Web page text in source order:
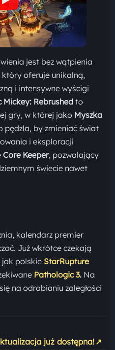
jest bez wątpienia
który oferuje unikalną,
i intensywne wyścigi
Mickey: Rebrushedto
gry, w której jako Myszka
pędzla, by zmieniać świat
i eksploracji
Core Keeper, pozwalający
świecie nawet
kalendarz premier
Już wkrótce czekają
jak polskie StarRupture
Pathologic 3. Na
na odrabianiu zaległości
już dostępna! ↗